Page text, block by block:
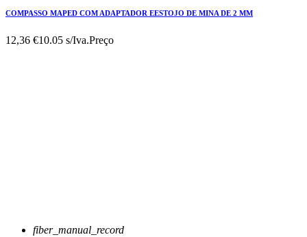
COMPASSO MAPED COM ADAPTADOR EESTOJO DE MINA DE 2 MM
12,36 €10.05 s/Iva.Preço
fiber_manual_record